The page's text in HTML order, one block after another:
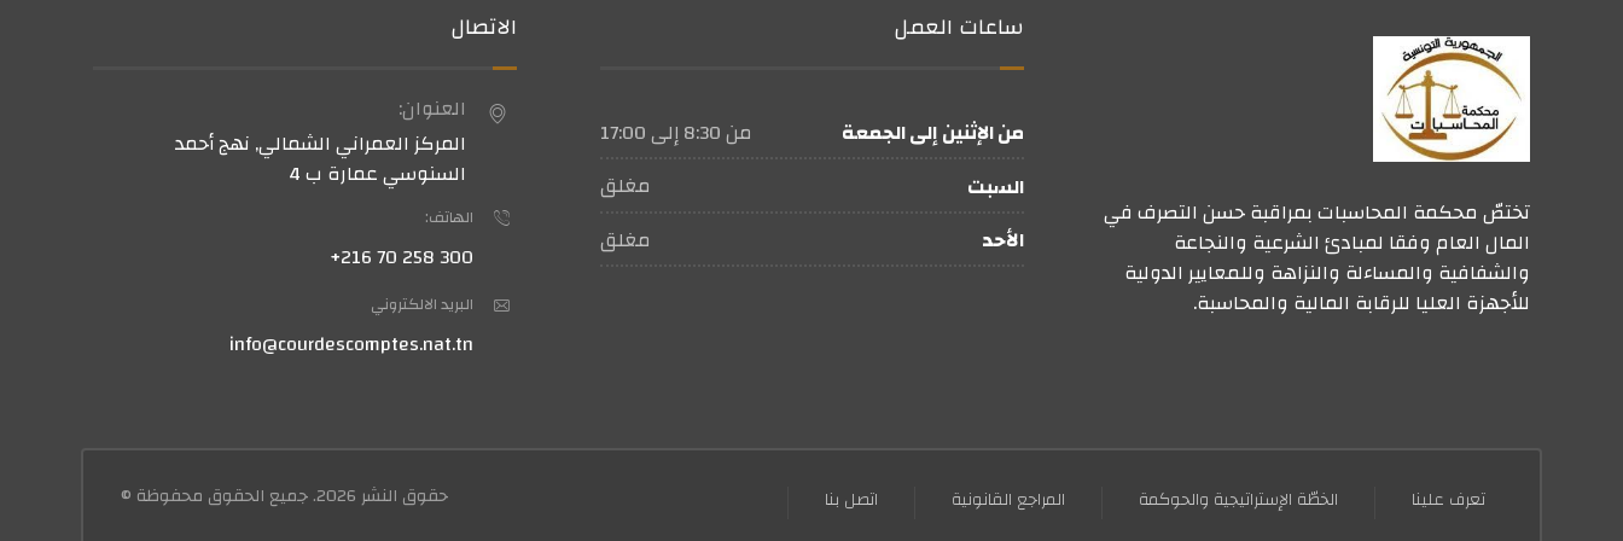
تختصّ محكمة المحاسبات بمراقبة حسن التصرف في
المال العام وفقا لمبادئ الشرعية والنجاعة
والشفافية والمساءلة والنزاهة وللمعايير الدولية
للأجهزة العليا للرقابة المالية والمحاسبة.
ساعات العمل
من الإثنين إلى الجمعة
من 8:30 إلى 17:00
السبت
مغلق
الأحد
مغلق
الاتصال
العنوان:
المركز العمراني الشمالي, نهج أحمد
السنوسي عمارة ب 4
الهاتف:
300 258 70 216+
البريد الالكتروني
info@courdescomptes.nat.tn
تعرف علينا الخطّة الإستراتيجية والحوكمة المراجع القانونية اتصل بنا حقوق النشر 2026. جميع الحقوق محفوظة ©